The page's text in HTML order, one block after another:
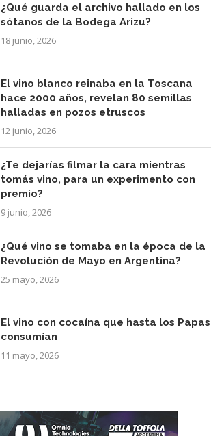
¿Qué guarda el archivo hallado en los
sótanos de la Bodega Arizu?
18 junio, 2026
El vino blanco reinaba en la Toscana
hace 2000 años, revelan 80 semillas
halladas en pozos etruscos
12 junio, 2026
¿Te dejarías filmar la cara mientras
tomás vino, para un experimento con
premio?
9 junio, 2026
¿Qué vino se tomaba en la época de la
Revolución de Mayo en Argentina?
25 mayo, 2026
El vino con cocaína que hasta los Papas
consumían
11 mayo, 2026